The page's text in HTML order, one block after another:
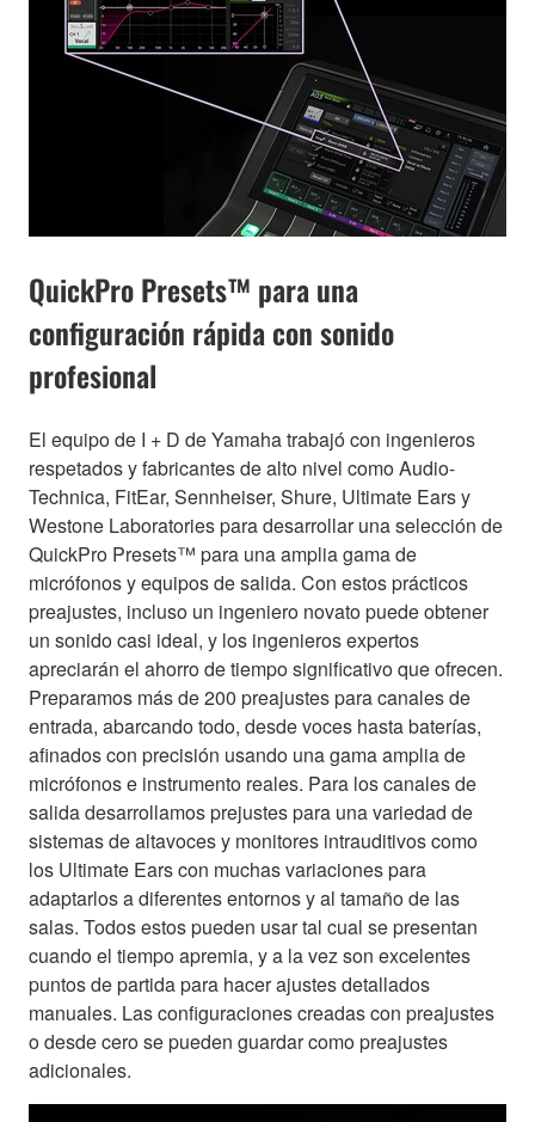
QuickPro Presets™ para una
configuración rápida con sonido
profesional
El equipo de I + D de Yamaha trabajó con ingenieros
respetados y fabricantes de alto nivel como Audio-
Technica, FitEar, Sennheiser, Shure, Ultimate Ears y
Westone Laboratories para desarrollar una selección de
QuickPro Presets™ para una amplia gama de
micrófonos y equipos de salida. Con estos prácticos
preajustes, incluso un ingeniero novato puede obtener
un sonido casi ideal, y los ingenieros expertos
apreciarán el ahorro de tiempo significativo que ofrecen.
Preparamos más de 200 preajustes para canales de
entrada, abarcando todo, desde voces hasta baterías,
afinados con precisión usando una gama amplia de
micrófonos e instrumento reales. Para los canales de
salida desarrollamos prejustes para una variedad de
sistemas de altavoces y monitores intrauditivos como
los Ultimate Ears con muchas variaciones para
adaptarlos a diferentes entornos y al tamaño de las
salas. Todos estos pueden usar tal cual se presentan
cuando el tiempo apremia, y a la vez son excelentes
puntos de partida para hacer ajustes detallados
manuales. Las configuraciones creadas con preajustes
o desde cero se pueden guardar como preajustes
adicionales.